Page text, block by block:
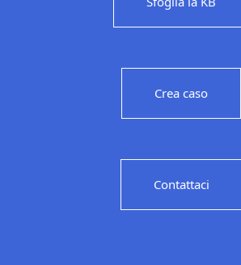
Crea caso
Contattaci